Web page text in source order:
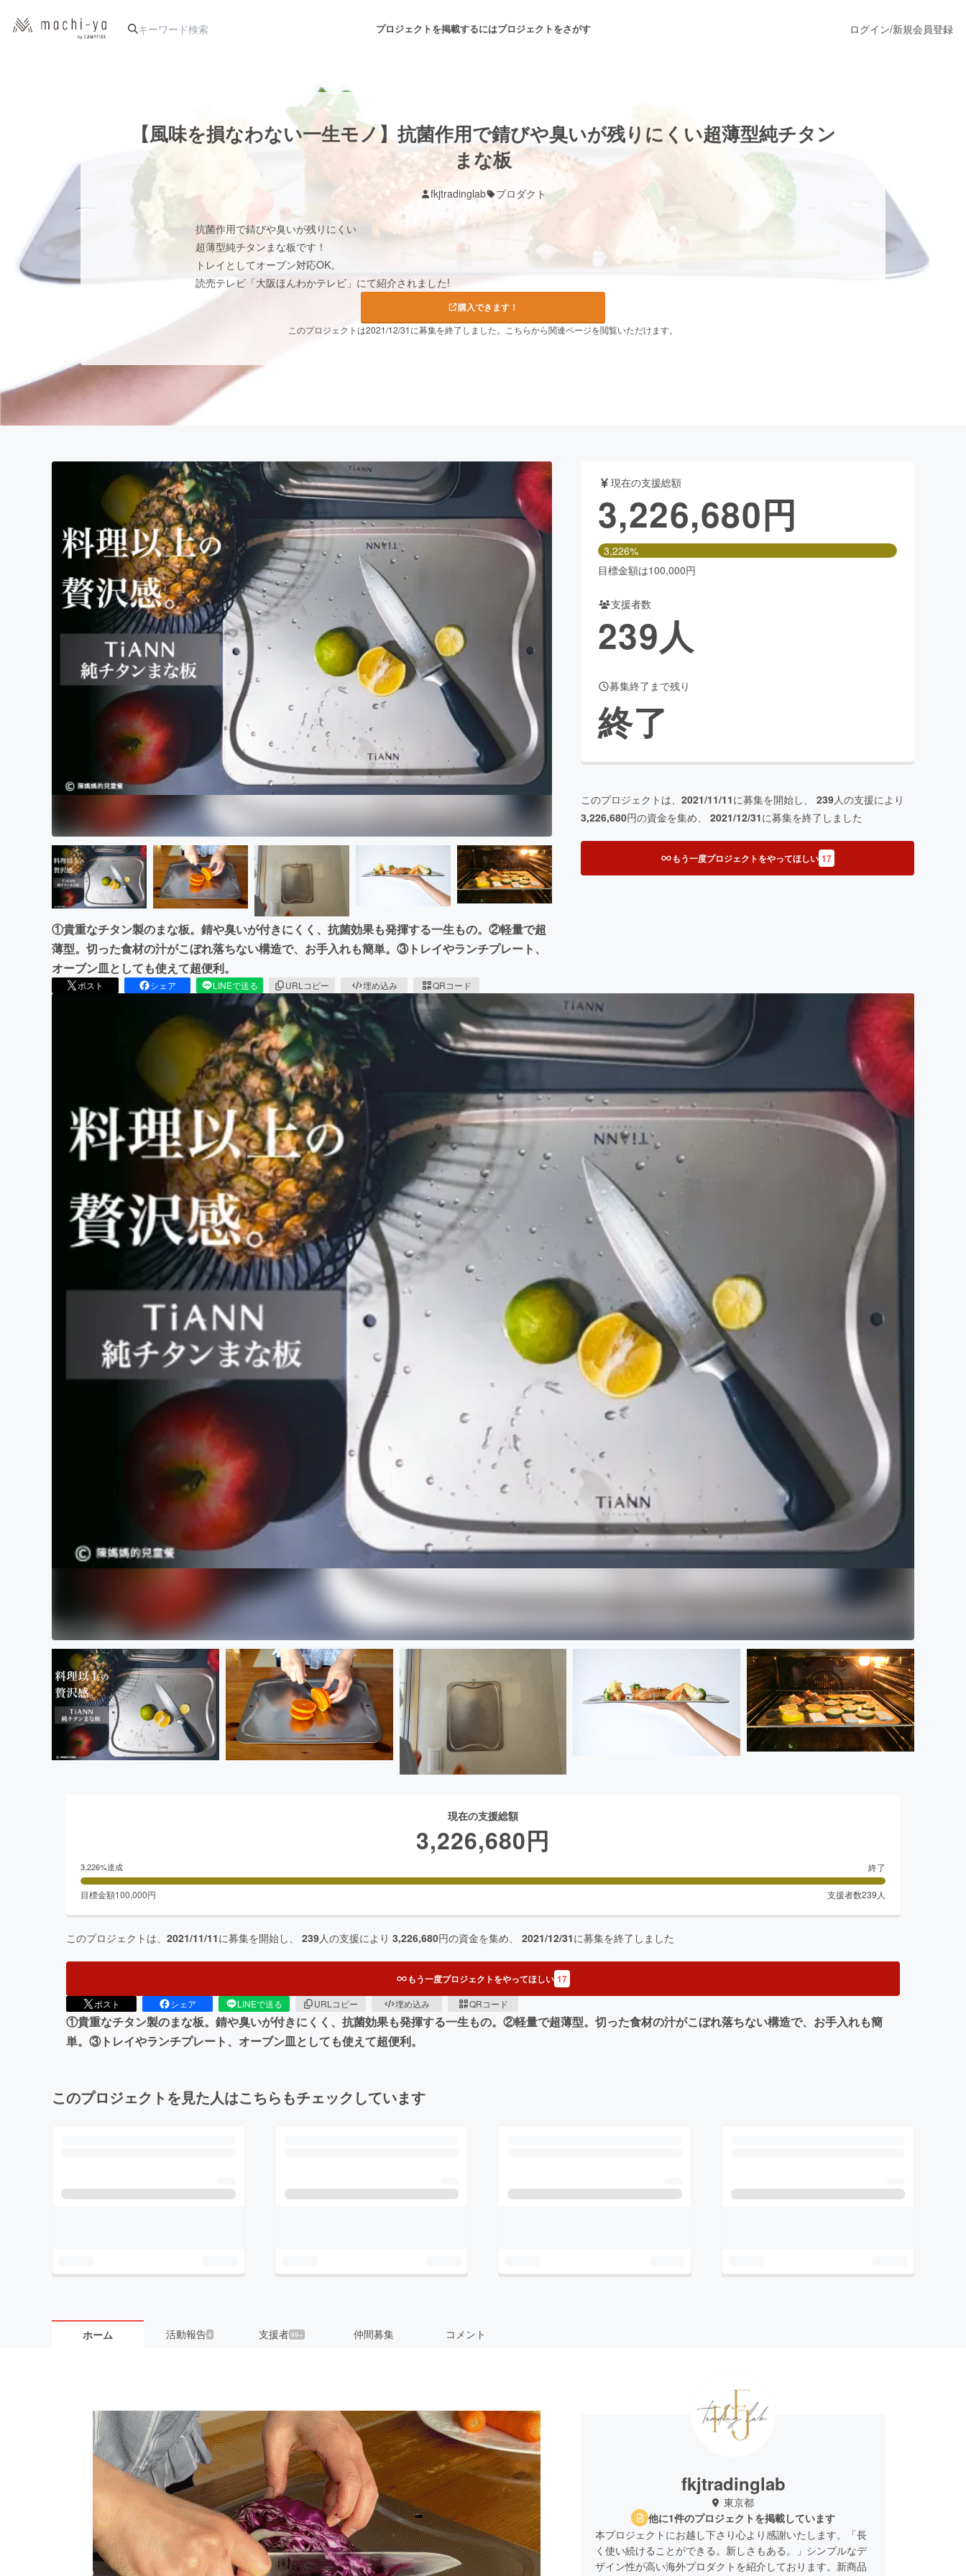
プロジェクトを掲載するにはプロジェクトをさがす
人気のプロジェクト 注目のリターン 注目の新着プロジェクト 募集終了が近いプロジェクト もうすぐ公開されます
舞台・パフォーマンス
ゲーム・サービス開発 ファッション
アニメ・漫画
チャレンジ ビューティー・ヘルスケア
ログイン/新規会員登録
【風味を損なわない一生モノ】抗菌作用で錆びや臭いが残りにくい超薄型純チタン
まな板
fkjtradinglab プロダクト
抗菌作用で錆びや臭いが残りにくい
超薄型純チタンまな板です！
トレイとしてオーブン対応OK。
読売テレビ「大阪ほんわかテレビ」にて紹介されました!
購入できます！
このプロジェクトは2021/12/31に募集を終了しました。こちらから関連ページを閲覧いただけます。
①貴重なチタン製のまな板。錆や臭いが付きにくく、抗菌効果も発揮する一生もの。②軽量で超
薄型。切った食材の汁がこぼれ落ちない構造で、お手入れも簡単。③トレイやランチプレート、
オーブン皿としても使えて超便利。
ポスト シェア LINEで送る URLコピー 埋め込み QRコード
現在の支援総額
3,226,680円
3,226%
目標金額は100,000円
支援者数
239人
募集終了まで残り
終了
このプロジェクトは、 2021/11/11に募集を開始し、 239人の支援により
3,226,680円の資金を集め、 2021/12/31に募集を終了しました
もう一度プロジェクトをやってほしい 17
現在の支援総額
3,226,680円
3,226%達成 終了
目標金額100,000円 支援者数239 人
このプロジェクトは、 2021/11/11に募集を開始し、 239人の支援により 3,226,680円の資金を集め、 2021/12/31に募集を終了しました
もう一度プロジェクトをやってほしい 17
ポスト シェア LINEで送る URLコピー 埋め込み QRコード
①貴重なチタン製のまな板。錆や臭いが付きにくく、抗菌効果も発揮する一生もの。②軽量で超薄型。切った食材の汁がこぼれ落ちない構造で、お手入れも簡
単。③トレイやランチプレート、オーブン皿としても使えて超便利。
このプロジェクトを見た人はこちらもチェックしています
ホーム 活動報告4 支援者99+ 仲間募集 コメント
fkjtradinglab
東京都
他に1件のプロジェクトを掲載しています
本プロジェクトにお越し下さり心より感謝いたします。「長
く使い続けることができる。新しさもある。」シンプルなデ
ザイン性が高い海外プロダクトを紹介しております。新商品